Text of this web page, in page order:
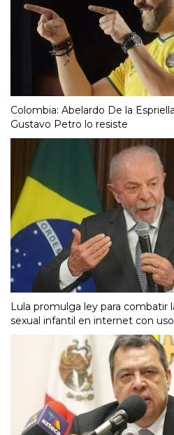
Colombia: Abelardo De la
Gustavo Petro lo resiste
Lula promulga ley para combatir
sexual infantil en internet con